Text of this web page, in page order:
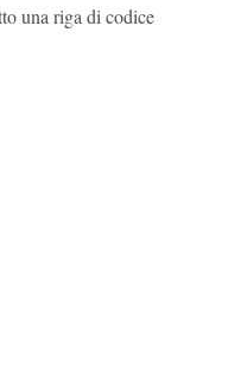
una riga di codice